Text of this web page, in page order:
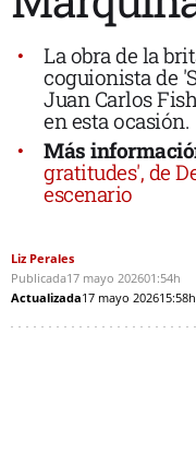
La obra de la
coguionista de
Juan Carlos
en esta ocasión.
Más
gratitudes', de
escenario
Liz Perales
Publicada17 mayo 202601:54h
Actualizada17 mayo 202615:58h